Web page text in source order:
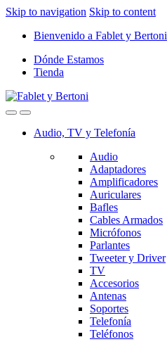
Skip to navigation Skip to content
Bienvenido a Fablet y Bertoni
Dónde Estamos
Tienda
Audio, TV y Telefonía
Audio
Adaptadores
Amplificadores
Auriculares
Bafles
Cables Armados
Micrófonos
Parlantes
Tweeter y Driver
TV
Accesorios
Antenas
Soportes
Telefonía
Teléfonos